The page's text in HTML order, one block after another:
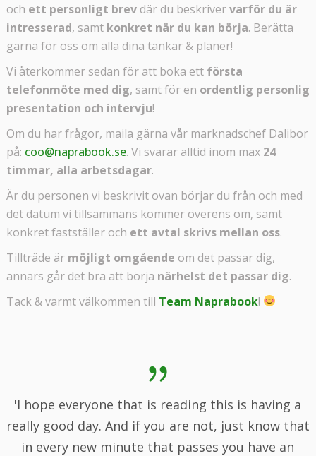
och ett personligt brevdär du beskrivervarför du är
intresserad, samt konkret när du kan börja. Berätta
gärna för oss om alla dina tankar & planer!
Vi återkommer sedan för att boka ett första
telefonmöte med dig, samt för en ordentlig personlig
presentation och intervju!
Om du har frågor, maila gärna vår marknadschef Dalibor
på: coo@naprabook.se. Vi svarar alltid inom max 24
timmar, alla arbetsdagar.
Är du personen vi beskrivit ovan börjar du från och med
det datum vi tillsammans kommer överens om, samt
konkret fastställer och ett avtal skrivs mellan oss.
Tillträde är möjligt omgående om det passar dig,
annars går det bra att börja närhelst det passar dig.
Tack & varmt välkommen till Team Naprabook!
'I hope everyone that is reading this is having a
really good day. And if you are not, just know that
in every new minute that passes you have an